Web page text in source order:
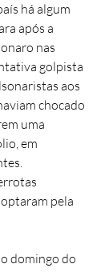
há algum
após a
nas
golpista
aos
chocado
uma
em
pela
domingo do